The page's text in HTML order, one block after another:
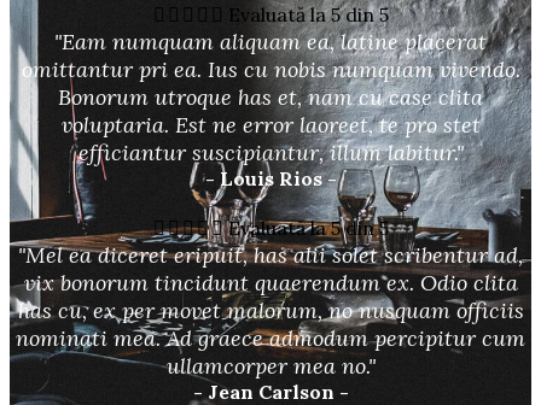
     Evaluată la 5 din 5
"Eam numquam aliquam ea, latine placerat
omittantur pri ea. Ius cu nobis numquam vivendo.
Bonorum utroque has et, nam cu case clita
voluptaria. Est ne error laoreet, te pro stet
efficiantur suscipiantur, illum labitur."
- Louis Rios -
 Evaluată la 5 din 5
"Mel ea diceret eripuit, has alii solet scribentur ad,
vix bonorum tincidunt quaerendum ex. Odio clita
has cu, ex per movet malorum, no nusquam officiis
nominati mea. Ad graece admodum percipitur cum
ullamcorper mea no."
- Jean Carlson -